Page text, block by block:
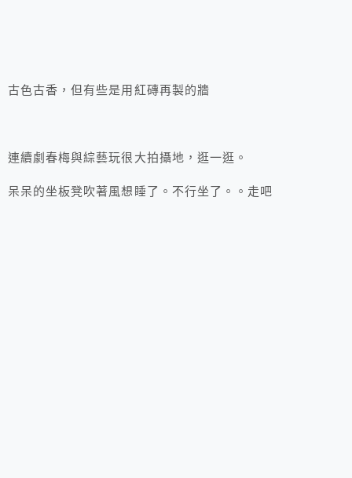
古色古香，但有些是用紅磚再製的牆
連續劇春梅與綜藝玩很大拍攝地，逛一逛。
呆呆的坐板凳吹著風想睡了。不行坐了。。走吧